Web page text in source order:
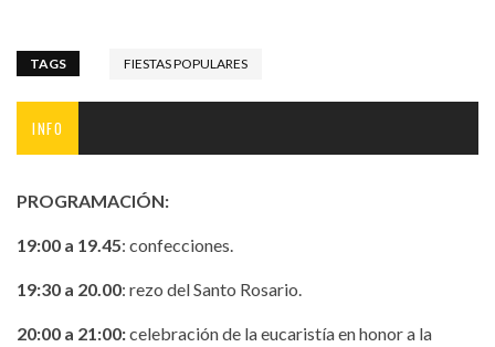
TAGS FIESTAS POPULARES
INFO
PROGRAMACIÓN:
19:00 a 19.45: confecciones.
19:30 a 20.00: rezo del Santo Rosario.
20:00 a 21:00:celebración de la eucaristía en honor a la